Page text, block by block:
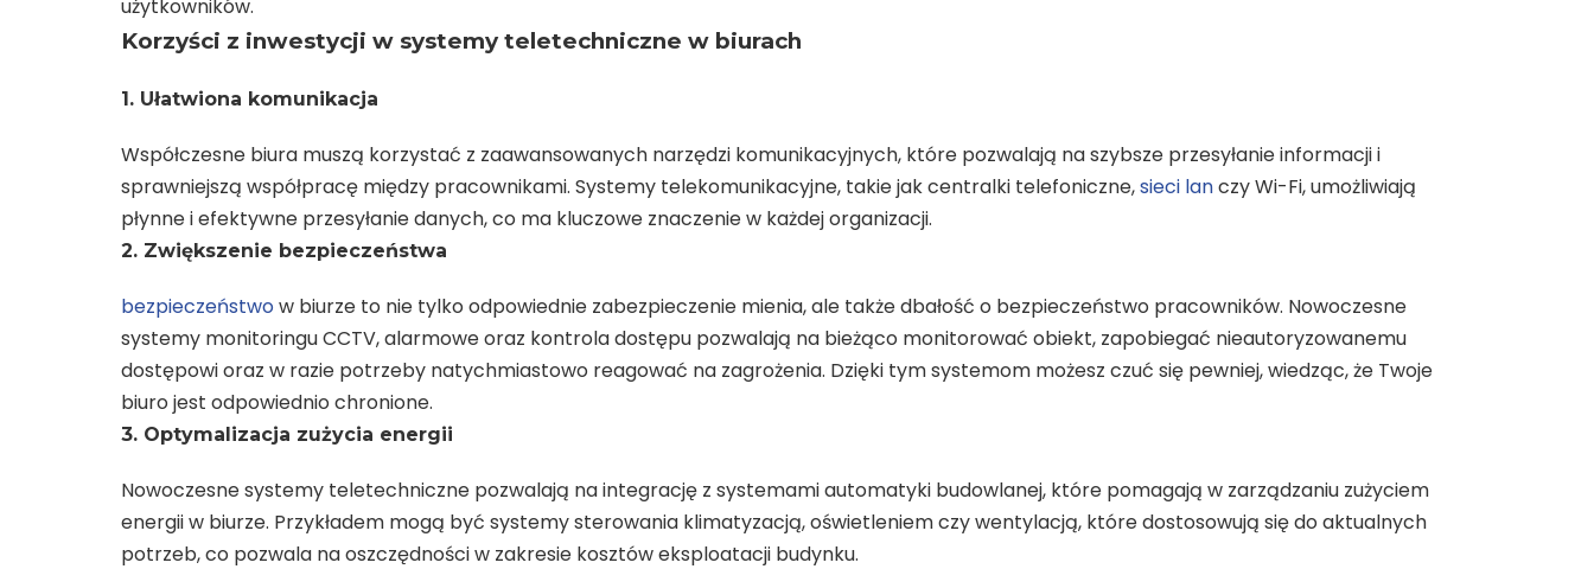
użytkowników.
Korzyści z inwestycji w systemy teletechniczne w biurach
1. Ułatwiona komunikacja
Współczesne biura muszą korzystać z zaawansowanych narzędzi komunikacyjnych, które pozwalają na szybsze przesyłanie informacji i
sprawniejszą współpracę między pracownikami. Systemy telekomunikacyjne, takie jak centralki telefoniczne,sieci lanczy Wi-Fi, umożliwiają
płynne i efektywne przesyłanie danych, co ma kluczowe znaczenie w każdej organizacji.
2. Zwiększenie bezpieczeństwa
bezpieczeństwow biurze to nie tylko odpowiednie zabezpieczenie mienia, ale także dbałość o bezpieczeństwo pracowników. Nowoczesne
systemy monitoringu CCTV, alarmowe oraz kontrola dostępu pozwalają na bieżąco monitorować obiekt, zapobiegać nieautoryzowanemu
dostępowi oraz w razie potrzeby natychmiastowo reagować na zagrożenia. Dzięki tym systemom możesz czuć się pewniej, wiedząc, że Twoje
biuro jest odpowiednio chronione.
3. Optymalizacja zużycia energii
Nowoczesne systemy teletechniczne pozwalają na integrację z systemami automatyki budowlanej, które pomagają w zarządzaniu zużyciem
energii w biurze. Przykładem mogą być systemy sterowania klimatyzacją, oświetleniem czy wentylacją, które dostosowują się do aktualnych
potrzeb, co pozwala na oszczędności w zakresie kosztów eksploatacji budynku.